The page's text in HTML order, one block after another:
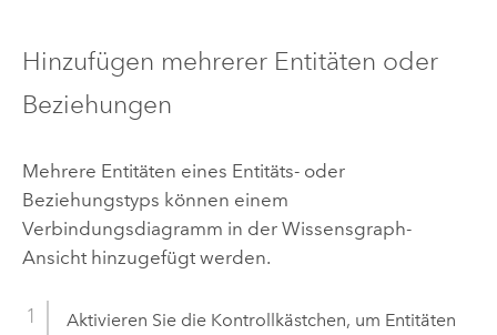
Hinzufügen mehrerer Entitäten oder
Beziehungen
Mehrere Entitäten eines Entitäts- oder
Beziehungstyps können einem
Verbindungsdiagramm in der Wissensgraph-
Ansicht hinzugefügt werden.
Aktivieren Sie die Kontrollkästchen, um Entitäten